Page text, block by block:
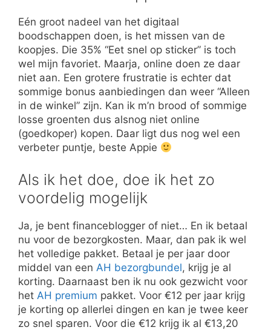
Eén groot nadeel van het digitaal
boodschappen doen, is het missen van de
koopjes. Die 35% “Eet snel op sticker” is toch
wel mijn favoriet. Maarja, online doen ze daar
niet aan. Een grotere frustratie is echter dat
sommige bonus aanbiedingen dan weer “Alleen
in de winkel” zijn. Kan ik m’n brood of sommige
losse groenten dus alsnog niet online
(goedkoper) kopen. Daar ligt dus nog wel een
verbeter puntje, beste Appie
Als ik het doe, doe ik het zo
voordelig mogelijk
Ja, je bent financeblogger of niet… En ik betaal
nu voor de bezorgkosten. Maar, dan pak ik wel
het volledige pakket. Betaal je per jaar door
middel van een AH bezorgbundel, krijg je al
korting. Daarnaast ben ik nu ook gezwicht voor
het AH premium pakket. Voor €12 per jaar krijg
je korting op allerlei dingen en kan je twee keer
zo snel sparen. Voor die €12 krijg ik al €13,20